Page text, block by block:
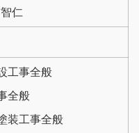
仁
工事全般
全般
装工事全般